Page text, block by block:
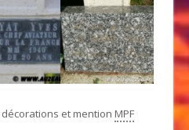
et mention MPF